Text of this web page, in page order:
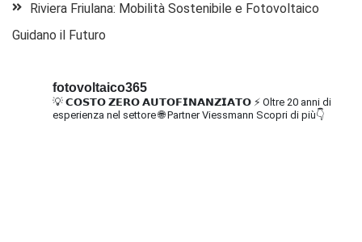
Riviera Friulana: Mobilità Sostenibile e Fotovoltaico
Guidano il Futuro
fotovoltaico365
💡 𝗖𝗢𝗦𝗧𝗢 𝗭𝗘𝗥𝗢 𝗔𝗨𝗧𝗢𝗙𝗜𝗡𝗔𝗡𝗭𝗜𝗔𝗧𝗢 ⚡ Oltre 20 anni di
esperienza nel settore🌐 Partner Viessmann Scopri di più👇